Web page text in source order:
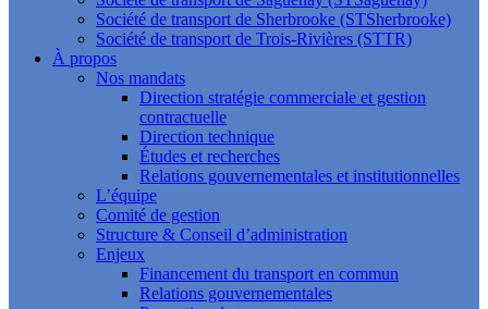
Société de transport de Sherbrooke (STSherbrooke)
Société de transport de Trois-Rivières (STTR)
À propos
Nos mandats
Direction stratégie commerciale et gestion
contractuelle
Direction technique
Études et recherches
Relations gouvernementales et institutionnelles
L’équipe
Comité de gestion
Structure & Conseil d’administration
Enjeux
Financement du transport en commun
Relations gouvernementales